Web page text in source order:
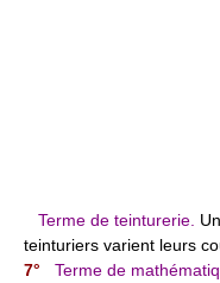
Terme de teinturerie.
teinturiers varient leurs
7°
Terme de